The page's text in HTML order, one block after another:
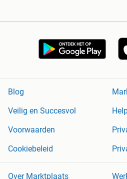
Blog
Veilig en Succesvol
Voorwaarden
Cookiebeleid
Over Marktplaats